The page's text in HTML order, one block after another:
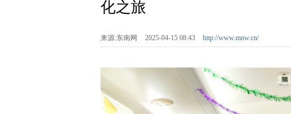
化之旅
来源:东南网 2025-04-15 08:43 http://www.mnw.cn/